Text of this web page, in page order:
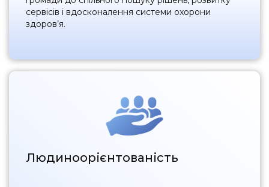
сервісів і вдосконалення системи охорони
здоров’я.
Людиноорієнтованість